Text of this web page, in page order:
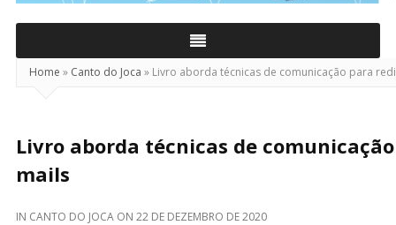
Home » Canto do Joca » Livro aborda técnicas de comunicação para
Livro aborda técnicas de
mails
IN CANTO DO JOCA ON 22 DE DEZEMBRO DE 2020